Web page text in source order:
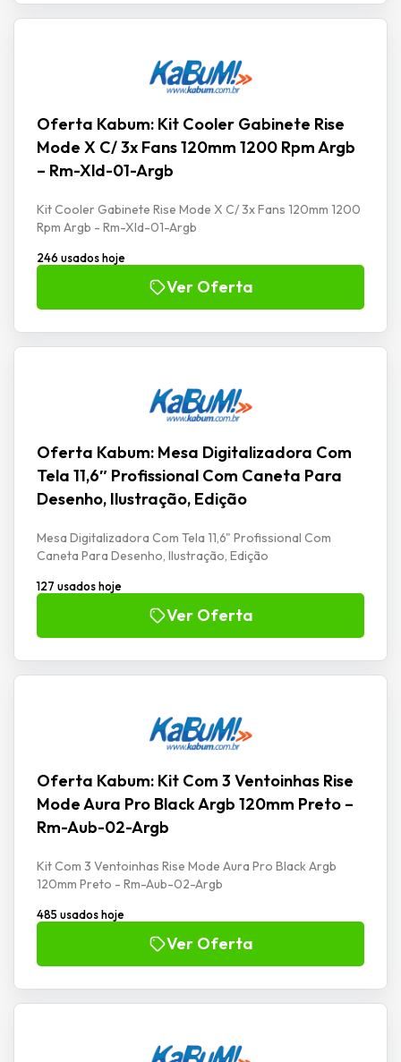
Oferta Kabum: Kit Cooler Gabinete Rise
Mode X C/ 3x Fans 120mm 1200 Rpm Argb
– Rm-Xld-01-Argb
Kit Cooler Gabinete Rise Mode X C/ 3x Fans 120mm 1200
Rpm Argb - Rm-Xld-01-Argb
246 usados hoje
Ver Oferta
Oferta Kabum: Mesa Digitalizadora Com
Tela 11,6″ Profissional Com Caneta Para
Desenho, Ilustração, Edição
Mesa Digitalizadora Com Tela 11,6" Profissional Com
Caneta Para Desenho, Ilustração, Edição
127 usados hoje
Ver Oferta
Oferta Kabum: Kit Com 3 Ventoinhas Rise
Mode Aura Pro Black Argb 120mm Preto –
Rm-Aub-02-Argb
Kit Com 3 Ventoinhas Rise Mode Aura Pro Black Argb
120mm Preto - Rm-Aub-02-Argb
485 usados hoje
Ver Oferta